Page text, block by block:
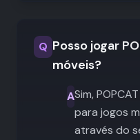
Q Posso jogar
móveis?
ASim,
para jogos
através do